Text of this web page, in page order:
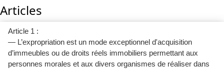
Articles
Article 1 :
— L’expropriation est un mode exceptionnel d'acquisition
d’immeubles ou de droits réels immobiliers permettant aux
personnes morales et aux divers organismes de réaliser dans